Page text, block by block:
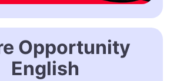
Opportunity
English